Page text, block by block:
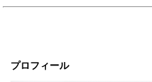
プロフィール